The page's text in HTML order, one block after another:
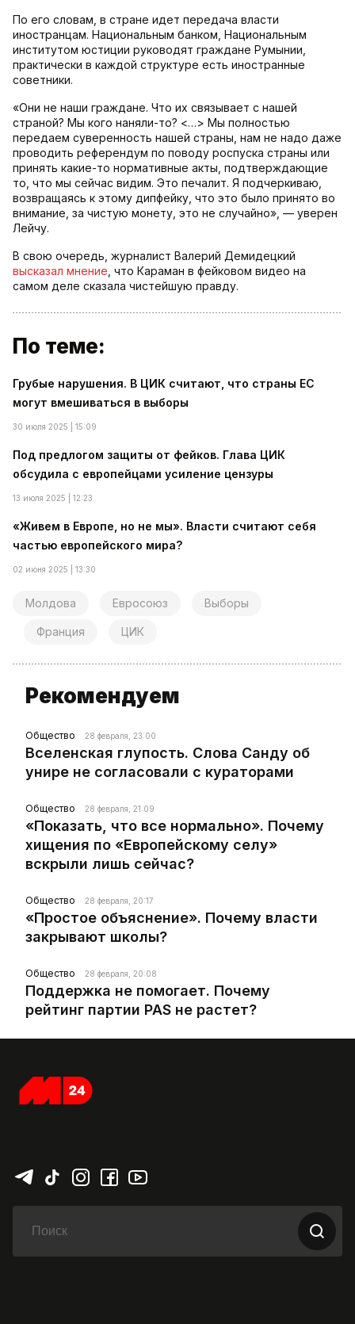
По его словам, в стране идет передача власти
иностранцам. Национальным банком, Национальным
институтом юстиции руководят граждане Румынии,
практически в каждой структуре есть иностранные
советники.
«Они не наши граждане. Что их связывает с нашей
страной? Мы кого наняли-то? <…> Мы полностью
передаем суверенность нашей страны, нам не надо даже
проводить референдум по поводу роспуска страны или
принять какие-то нормативные акты, подтверждающие
то, что мы сейчас видим. Это печалит. Я подчеркиваю,
возвращаясь к этому дипфейку, что это было принято во
внимание, за чистую монету, это не случайно», — уверен
Лейчу.
В свою очередь, журналист Валерий Демидецкий
высказал мнение , что Караман в фейковом видео на
самом деле сказала чистейшую правду.
По теме:
Грубые нарушения. В ЦИК считают, что страны ЕС
могут вмешиваться в выборы
30 июля 2025 | 15:09
Под предлогом защиты от фейков. Глава ЦИК
обсудила с европейцами усиление цензуры
13 июля 2025 | 12:23
«Живем в Европе, но не мы». Власти считают себя
частью европейского мира?
02 июня 2025 | 13:30
Молдова Евросоюз Выборы
Франция ЦИК
Рекомендуем
Общество 28 февраля, 23:00
Вселенская глупость. Слова Санду об
унире не согласовали с кураторами
Общество 28 февраля, 21:09
«Показать, что все нормально». Почему
хищения по «Европейскому селу»
вскрыли лишь сейчас?
Общество 28 февраля, 20:17
«Простое объяснение». Почему власти
закрывают школы?
Общество 28 февраля, 20:08
Поддержка не помогает. Почему
рейтинг партии PAS не растет?